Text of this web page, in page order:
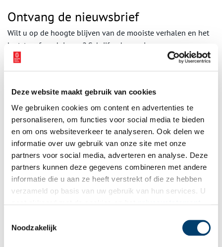
Deze website maakt gebruik van cookies
We gebruiken cookies om content en advertenties te
personaliseren, om functies voor social media te bieden
en om ons websiteverkeer te analyseren. Ook delen we
informatie over uw gebruik van onze site met onze
partners voor social media, adverteren en analyse. Deze
partners kunnen deze gegevens combineren met andere
informatie die u aan ze heeft verstrekt of die ze hebben
verzameld op basis van uw gebruik van hun services. U
Noodzakelijk
Ontvang de nieuwsbrief
Wilt u op de hoogte blijven van de mooiste verhalen en het
laatste erfgoednieuws? Schrijf u dan nu in voor onze
wekelijkse nieuwsbrief!
Bij inschrijving gaat u akkoord met ons privacybeleid.
Aanvullingen
Vul deze informatie aan of geef een reactie.
Vereiste velden zijn gemarkeerd met *. Het e-mailadres wordt niet
gepubliceerd.